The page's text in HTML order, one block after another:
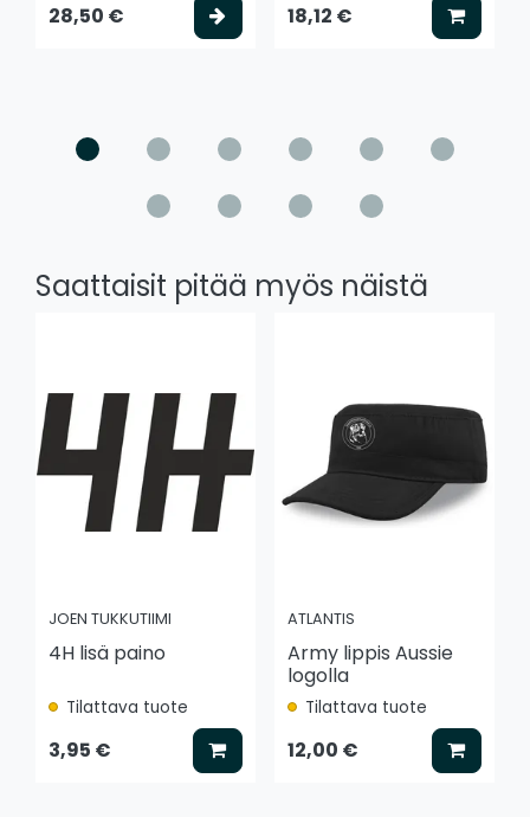
28,50 € Valitse vaihtoehto
18,12 € Lisää
Saattaisit pitää myös näistä
JOEN TUKKUTIIMI
4H lisä paino
Tilattava tuote
3,95 € Lisää koriin
ATLANTIS
Army lippis Aussie
logolla
Tilattava tuote
12,00 € Lisää